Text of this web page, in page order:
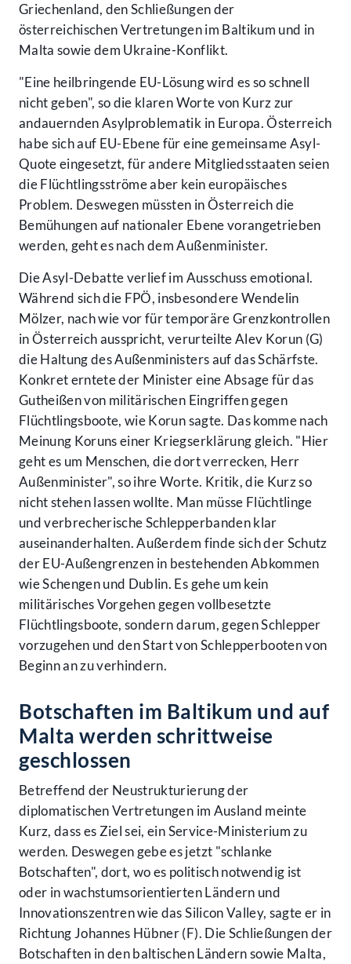
Griechenland, den Schließungen der
österreichischen Vertretungen im Baltikum und in
Malta sowie dem Ukraine-Konflikt.
"Eine heilbringende EU-Lösung wird es so schnell
nicht geben", so die klaren Worte von Kurz zur
andauernden Asylproblematik in Europa. Österreich
habe sich auf EU-Ebene für eine gemeinsame Asyl-
Quote eingesetzt, für andere Mitgliedsstaaten seien
die Flüchtlingsströme aber kein europäisches
Problem. Deswegen müssten in Österreich die
Bemühungen auf nationaler Ebene vorangetrieben
werden, geht es nach dem Außenminister.
Die Asyl-Debatte verlief im Ausschuss emotional.
Während sich die FPÖ, insbesondere Wendelin
Mölzer, nach wie vor für temporäre Grenzkontrollen
in Österreich ausspricht, verurteilte Alev Korun (G)
die Haltung des Außenministers auf das Schärfste.
Konkret erntete der Minister eine Absage für das
Gutheißen von militärischen Eingriffen gegen
Flüchtlingsboote, wie Korun sagte. Das komme nach
Meinung Koruns einer Kriegserklärung gleich. "Hier
geht es um Menschen, die dort verrecken, Herr
Außenminister", so ihre Worte. Kritik, die Kurz so
nicht stehen lassen wollte. Man müsse Flüchtlinge
und verbrecherische Schlepperbanden klar
auseinanderhalten. Außerdem finde sich der Schutz
der EU-Außengrenzen in bestehenden Abkommen
wie Schengen und Dublin. Es gehe um kein
militärisches Vorgehen gegen vollbesetzte
Flüchtlingsboote, sondern darum, gegen Schlepper
vorzugehen und den Start von Schlepperbooten von
Beginn an zu verhindern.
Botschaften im Baltikum und auf
Malta werden schrittweise
geschlossen
Betreffend der Neustrukturierung der
diplomatischen Vertretungen im Ausland meinte
Kurz, dass es Ziel sei, ein Service-Ministerium zu
werden. Deswegen gebe es jetzt "schlanke
Botschaften", dort, wo es politisch notwendig ist
oder in wachstumsorientierten Ländern und
Innovationszentren wie das Silicon Valley, sagte er in
Richtung Johannes Hübner (F). Die Schließungen der
Botschaften in den baltischen Ländern sowie Malta,